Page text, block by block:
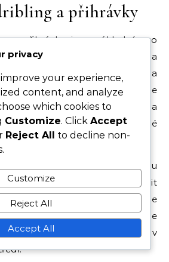
a přihrávky
a přihrávky jsou základní pro
protože potřebují udržet míč a
Zařazení cvičení s kužely na
pomoci zlepšit kontrolu míče
kombinujte s cvičeními na
jak krátké, tak dlouhé
přesnosti a načasování.
jako 3v3 nebo 4v4, mohou
tím, že nutí hráče činit
pod tlakem. Tyto scénáře
zápasu, což umožňuje
svůj dribling a přihrávky v
privacy
your experience,
content, and analyze
which cookies to
Customize. Click Accept
Reject All to decline non-
Customize
Reject All
Accept All